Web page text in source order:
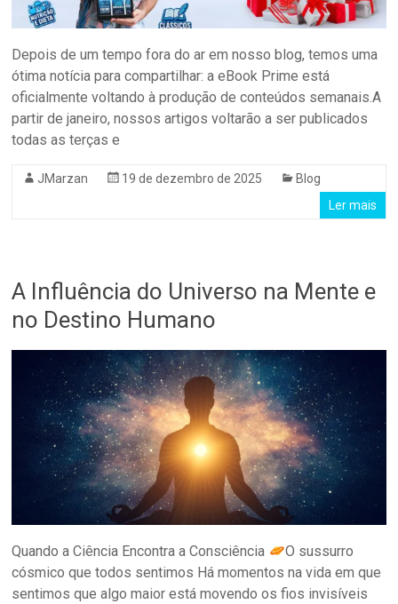
Depois de um tempo fora do ar em nosso blog, temos uma
ótima notícia para compartilhar: a eBook Prime está
oficialmente voltando à produção de conteúdos semanais.A
partir de janeiro, nossos artigos voltarão a ser publicados
todas as terças e
JMarzan 19 de dezembro de 2025
Blog
Ler mais
A Influência do Universo na Mente e
no Destino Humano
Quando a Ciência Encontra a Consciência
O sussurro
cósmico que todos sentimos Há momentos na vida em que
sentimos que algo maior está movendo os fios invisíveis